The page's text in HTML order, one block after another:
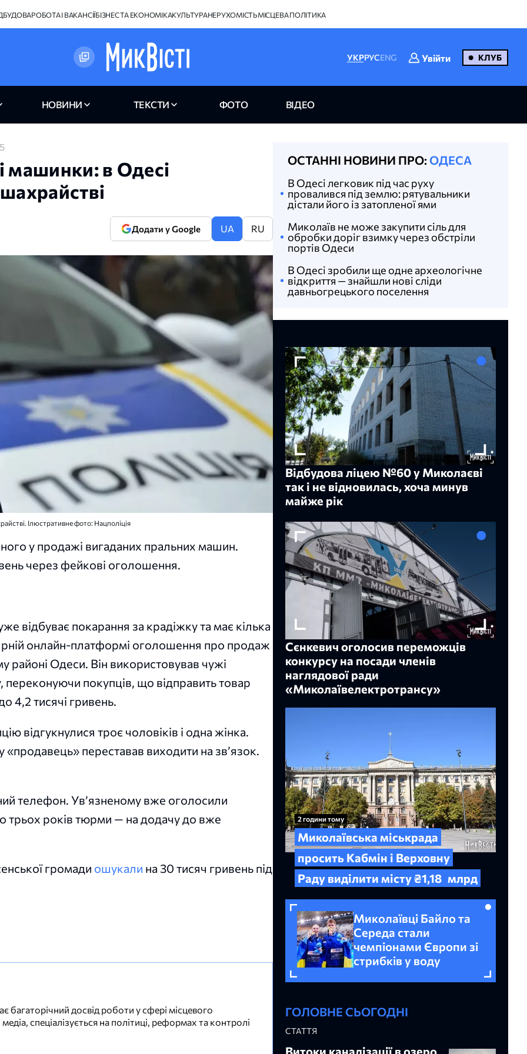
РОБОТА І ВАКАНСІЇБІЗНЕС ТА ЕКОНОМІКАКУЛЬТУРАНЕРУХОМІСТЬМІСЦЕВА ПОЛІТИКА
УКРРУСENG Увійти КЛУБ
НОВИНИ ТЕКСТИ ФОТО ВІДЕО
машинки: в Одесі
Додати у Google UA RU
Ілюстративне фото: Нацполіція
у продажі вигаданих пральних машин.
через фейкові оголошення.
відбуває покарання за крадіжку та має кілька
онлайн-платформі оголошення про продаж
Одеси. Він використовував чужі
переконуючи покупців, що відправить товар
4,2 тисячі гривень.
відгукнулися троє чоловіків і одна жінка.
«продавець» переставав виходити на зв’язок.
телефон. Ув’язненому вже оголосили
трьох років тюрми — на додачу до вже
громади ошукали на 30 тисяч гривень під
багаторічний досвід роботи у сфері місцевого
спеціалізується на політиці, реформах та контролі
ОСТАННІ НОВИНИ ПРО: ОДЕСА
В Одесі легковик під час руху
провалився під землю: рятувальники
дістали його із затопленої ями
Миколаїв не може закупити сіль для
обробки доріг взимку через обстріли
портів Одеси
В Одесі зробили ще одне археологічне
відкриття — знайшли нові сліди
давньогрецького поселення
Відбудова ліцею №60 у Миколаєві
так і не відновилась, хоча минув
майже рік
Сєнкевич оголосив переможців
конкурсу на посади членів
наглядової ради
«Миколаївелектротрансу»
2 години тому
Миколаївська міськрада
просить Кабмін і Верховну
Раду виділити місту ₴1,18 млрд
Миколаївці Байло та
Середа стали
чемпіонами Європи зі
стрибків у воду
ГОЛОВНЕ СЬОГОДНІ
СТАТТЯ